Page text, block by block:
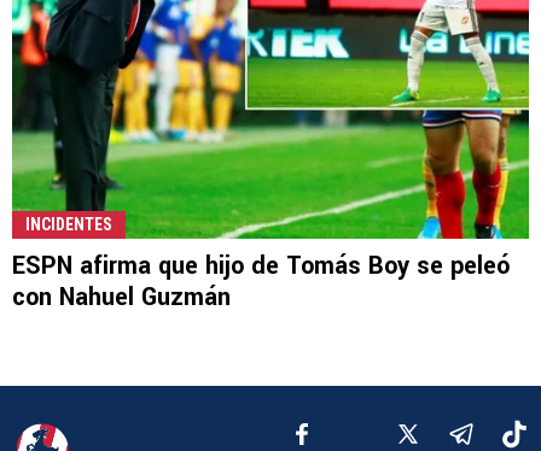
INCIDENTES
ESPN afirma que hijo de Tomás Boy se peleó
con Nahuel Guzmán